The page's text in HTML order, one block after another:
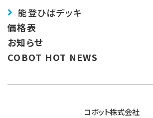
能登ひばデッキ
価格表
お知らせ
COBOT HOT NEWS
コボット株式会社